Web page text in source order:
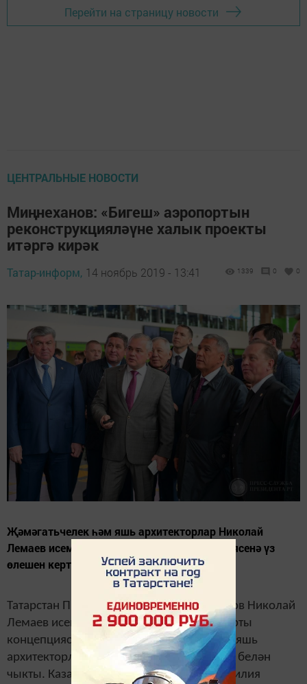
Перейти на страницу новости
ЦЕНТРАЛЬНЫЕ НОВОСТИ
Миңнеханов: «Бигеш» аэропортын
реконструкцияләүне халык проекты
итәргә кирәк
Татар-информ, 14 ноябрь 2019 - 13:41 1339 0 0
Җәмәгатьчелек һәм яшь архитекторлар Николай
Лемаев исеме бирелгән аэропорт концепциясенә үз
өлешен кертә алачак.
Татарстан Президенты Рөстәм Миңнеханов Николай
Лемаев исеме бирелгән «Бигеш» аэропорты
концепциясен төзүгә җәмәгатьчелек һәм яшь
архитекторларны да җәлеп итү тәкъдиме белән
чыкты. Казан Кремленең рәсми вәкиле Лилия